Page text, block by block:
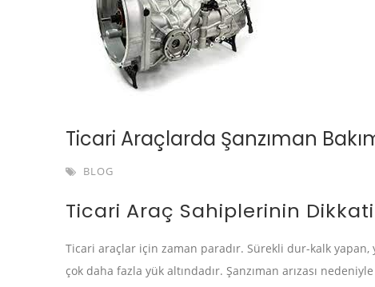
Ticari Araçlarda Şanzıman
BLOG
Ticari Araç Sahiplerinin
Ticari araçlar için zaman paradır. Sürekli dur-kalk
çok daha fazla yük altındadır. Şanzıman arızası